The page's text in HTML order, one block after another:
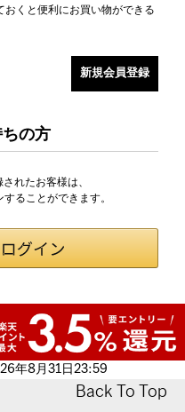
おくと便利にお買い物ができる
の方
れたお客様は、
ることができます。
年8月31日23:59
Back To Top